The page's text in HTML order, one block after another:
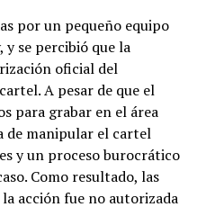
por un pequeño equipo
y se percibió que la
oficial del
A pesar de que el
para grabar en el área
de manipular el cartel
y un proceso burocrático
Como resultado, las
acción fue no autorizada